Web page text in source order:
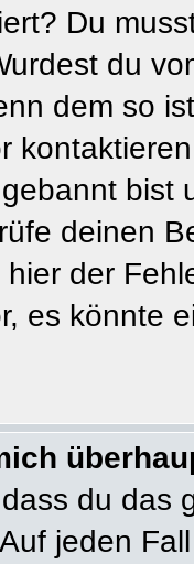
Du
du
dem so
bist
deinen
der
es könnte
du das
jeden